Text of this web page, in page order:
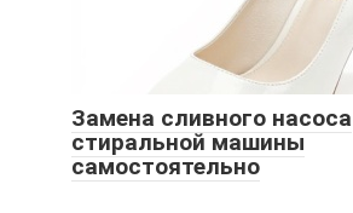
Замена сливного насоса
стиральной машины
самостоятельно